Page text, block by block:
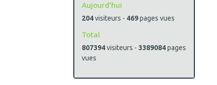
Aujourd'hui
204visiteurs - 469pages vues
Total
807394visiteurs - 3389084pages
vues